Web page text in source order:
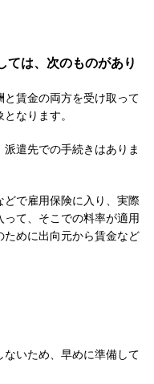
ては、次のものがあり
と賃金の両方を受け取って
なります。
派遣先での手続きはありま
どで雇用保険に入り、実際
て、そこでの料率が適用
ために出向元から賃金など
いため、早めに準備して